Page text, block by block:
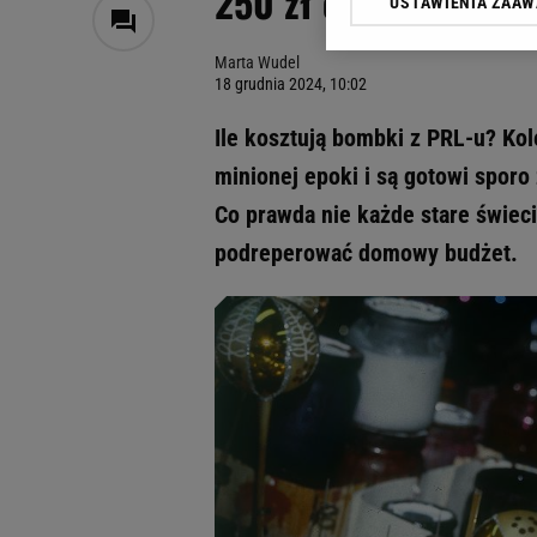
Marta Wudel
18 grudnia 2024, 10:02
Ile kosztują bombki z PRL-u?
minionej epoki i są gotowi
Co prawda nie każde stare
podreperować domowy budżet.
Klikając „Akceptuję”
odnośnik „Ustawienia
My, nasi Zaufani
Użycie dokładnych
Przechowywanie
badnie odbiorców i